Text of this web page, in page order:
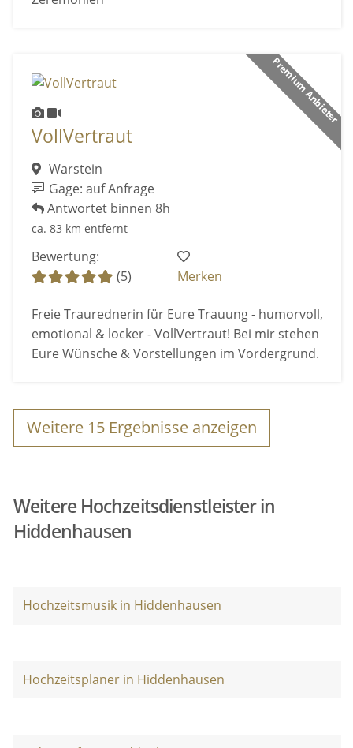
Premium Anbieter
VollVertraut
Warstein
Gage: auf Anfrage
Antwortet binnen 8h
ca. 83 km entfernt
Bewertung:
(5)
Merken
Freie Traurednerin für Eure Trauung - humorvoll,
emotional & locker - VollVertraut! Bei mir stehen
Eure Wünsche & Vorstellungen im Vordergrund.
Weitere 15 Ergebnisse anzeigen
Weitere Hochzeitsdienstleister in
Hiddenhausen
Hochzeitsmusik in Hiddenhausen
Hochzeitsplaner in Hiddenhausen